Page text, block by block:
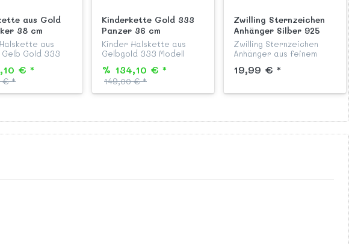
aus Gold
38 cm
aus
Gold 333
mit
zu all unseren
€ *
€ *
Kinderkette Gold 333
Panzer 36 cm
Kinder Halskette aus
Gelbgold 333 Modell
diamantiert, Länge 36
cm, mit
Federringverschluß,
% 134,10 € *
149,00 € *
Zwilling Sternzeichen
Anhänger Silber 925
Zwilling Sternzeichen
Anhänger aus feinem
hochglanzpoliert/
anlaufgeschützt und
19,99 € *